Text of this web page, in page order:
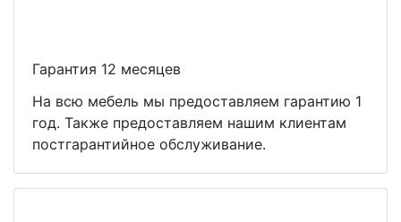
Гарантия 12 месяцев
На всю мебель мы предоставляем гарантию 1
год. Также предоставляем нашим клиентам
постгарантийное обслуживание.